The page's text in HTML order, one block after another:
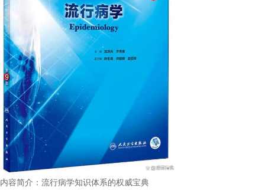
内容简介：流行病学知识体系的权威宝典